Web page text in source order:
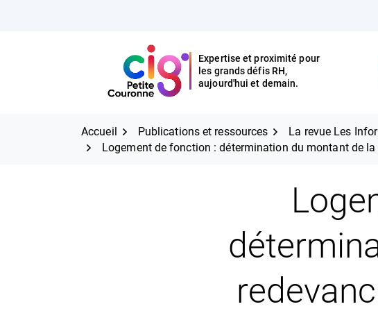
CIG Petite Couronne
Expertise et proximité pour
les grands défis RH,
aujourd'hui et demain.
CIG Petite Couronne
Expertise et proximité pour
les grands défis RH,
aujourd'hui et demain.
Accueil Publications et ressources La revue Les
Logement de fonction : détermination du montant de la